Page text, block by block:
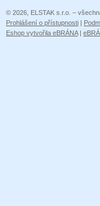
© 2026, ELSTAK s.r.o. –
Prohlášení o přístupnosti |
Eshop vytvořila eBRÁNA|